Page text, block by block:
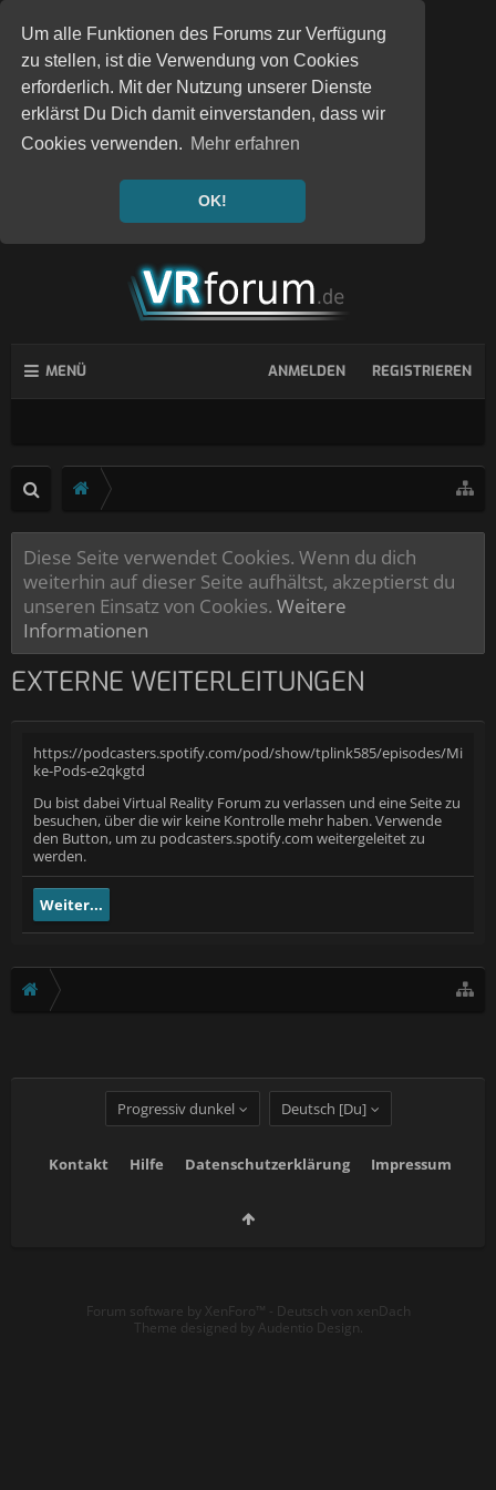
Um alle Funktionen des Forums zur Verfügung
zu stellen, ist die Verwendung von Cookies
erforderlich. Mit der Nutzung unserer Dienste
erklärst Du Dich damit einverstanden, dass wir
Cookies verwenden. Mehr erfahren
OK!
MENÜ ANMELDEN REGISTRIEREN
Diese Seite verwendet Cookies. Wenn du dich
weiterhin auf dieser Seite aufhältst, akzeptierst du
unseren Einsatz von Cookies. Weitere
Informationen
EXTERNE WEITERLEITUNGEN
https://podcasters.spotify.com/pod/show/tplink585/episodes/Mi
ke-Pods-e2qkgtd
Du bist dabei Virtual Reality Forum zu verlassen und eine Seite zu
besuchen, über die wir keine Kontrolle mehr haben. Verwende
den Button, um zu podcasters.spotify.com weitergeleitet zu
werden.
Weiter...
Progressiv dunkel Deutsch [Du]
Kontakt Hilfe Datenschutzerklärung Impressum
Forum software by XenForo™ - Deutsch von xenDach
Theme designed by Audentio Design.